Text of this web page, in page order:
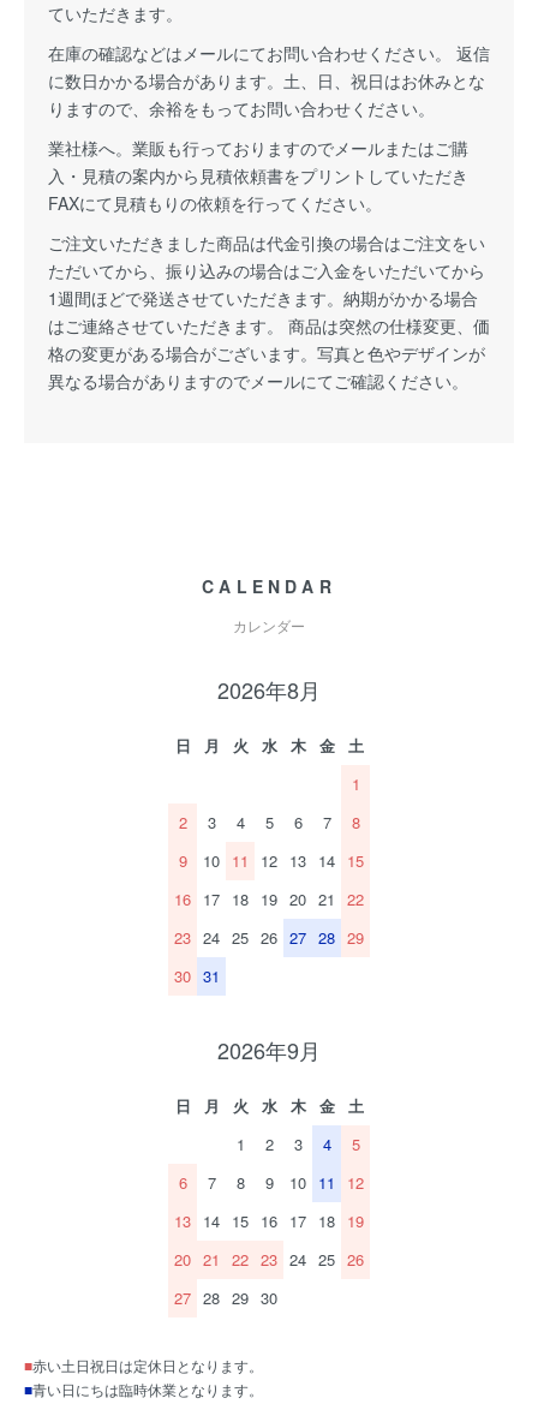
ていただきます。
在庫の確認などはメールにてお問い合わせください。 返信
に数日かかる場合があります。土、日、祝日はお休みとな
りますので、余裕をもってお問い合わせください。
業社様へ。業販も行っておりますのでメールまたはご購
入・見積の案内から見積依頼書をプリントしていただき
FAXにて見積もりの依頼を行ってください。
ご注文いただきました商品は代金引換の場合はご注文をい
ただいてから、振り込みの場合はご入金をいただいてから
1週間ほどで発送させていただきます。納期がかかる場合
はご連絡させていただきます。 商品は突然の仕様変更、価
格の変更がある場合がございます。写真と色やデザインが
異なる場合がありますのでメールにてご確認ください。
CALENDAR
カレンダー
2026年8月
日 月 火 水 木 金
土
1
2
3 4 5 6 7
8
9
10 11 12 13 14 15
16 17 18 19 20 21
22
23 24 25 26 27 28 29
30 31
2026年9月
日 月 火 水 木 金
土
1
2 3 4
5
6
7 8 9 10 11
12
13 14 15 16 17 18 19
20 21 22 23 24 25 26
27 28 29 30
■赤い土日祝日は定休日となります。
■青い日にちは臨時休業となります。